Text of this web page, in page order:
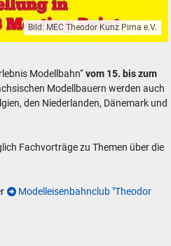
Bild: MEC Theodor Kunz Pirna e.V.
Modellbahn“vom 15. bis zum
Modellbauern werden auch
den Niederlanden, Dänemark und
Fachvorträge zu Themen über die
Modelleisenbahnclub "Theodor